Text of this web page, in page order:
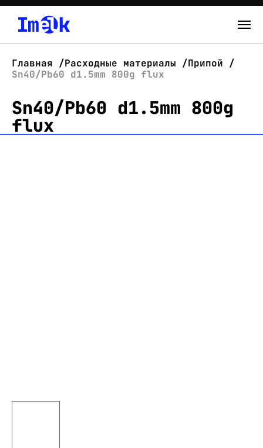
О нас
Новости
Главная Расходные материалы
Припой
Sn40/Pb60 d1.5mm 800g flux
Sn40/Pb60 d1.5mm 800g
flux